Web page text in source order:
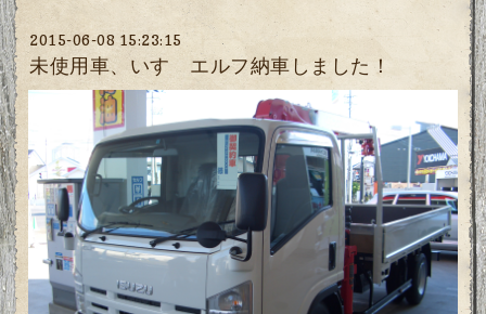
2015-06-08 15:23:15
未使用車、いすゞエルフ納車しました！